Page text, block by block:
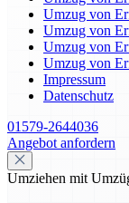
Umzug von
Umzug von
Umzug von
Umzug von
Impressum
Datenschutz
01579-2644036
Angebot anfordern
Umziehen mit